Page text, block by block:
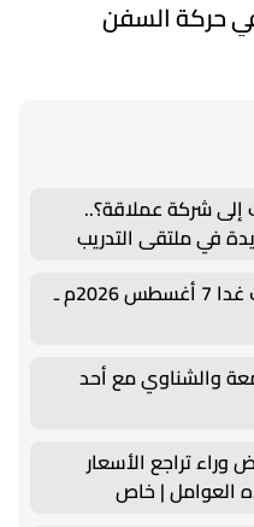
شركة عملاقة؟..
في ملتقى التدريب
دمنهور
خطبة الجمعة لوزارة الأوقاف غدا 7 أغسطس 2026م ـ
والشناوي مع أحد
وراء تراجع الأسعار
العوامل | خاص